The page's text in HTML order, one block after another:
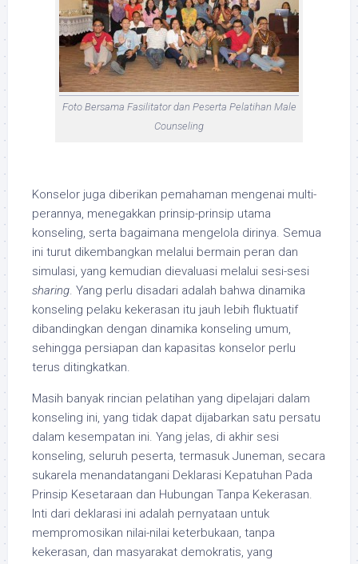
Foto Bersama Fasilitator dan Peserta Pelatihan Male
Counseling
Konselor juga diberikan pemahaman mengenai multi-
perannya, menegakkan prinsip-prinsip utama
konseling, serta bagaimana mengelola dirinya. Semua
ini turut dikembangkan melalui bermain peran dan
simulasi, yang kemudian dievaluasi melalui sesi-sesi
sharing. Yang perlu disadari adalah bahwa dinamika
konseling pelaku kekerasan itu jauh lebih fluktuatif
dibandingkan dengan dinamika konseling umum,
sehingga persiapan dan kapasitas konselor perlu
terus ditingkatkan.
Masih banyak rincian pelatihan yang dipelajari dalam
konseling ini, yang tidak dapat dijabarkan satu persatu
dalam kesempatan ini. Yang jelas, di akhir sesi
konseling, seluruh peserta, termasuk Juneman, secara
sukarela menandatangani Deklarasi Kepatuhan Pada
Prinsip Kesetaraan dan Hubungan Tanpa Kekerasan.
Inti dari deklarasi ini adalah pernyataan untuk
mempromosikan nilai-nilai keterbukaan, tanpa
kekerasan, dan masyarakat demokratis, yang